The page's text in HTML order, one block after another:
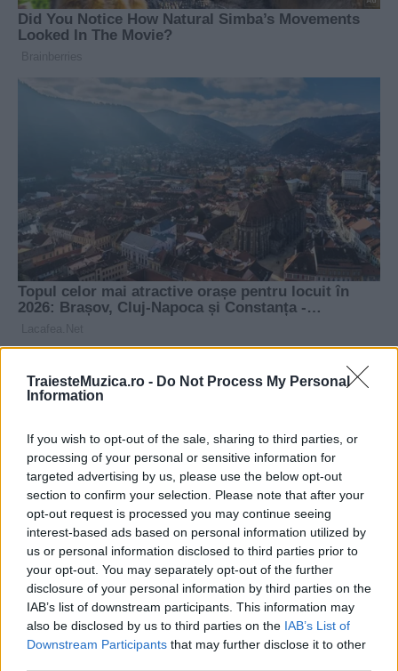
TraiesteMuzica.ro - Do Not Process My Personal
Information
If you wish to opt-out of the sale, sharing to third parties, or
processing of your personal or sensitive information for
targeted advertising by us, please use the below opt-out
section to confirm your selection. Please note that after your
opt-out request is processed you may continue seeing
interest-based ads based on personal information utilized by
us or personal information disclosed to third parties prior to
your opt-out. You may separately opt-out of the further
disclosure of your personal information by third parties on the
IAB’s list of downstream participants. This information may
also be disclosed by us to third parties on the IAB’s List of
Downstream Participants that may further disclose it to other